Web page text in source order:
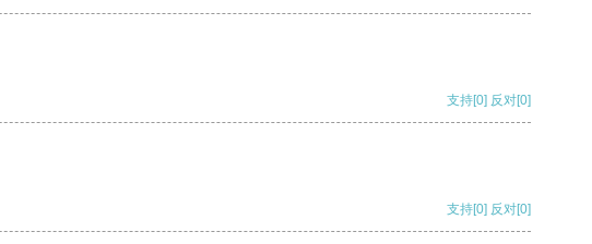
支持[0] 反对[0]
支持[0] 反对[0]